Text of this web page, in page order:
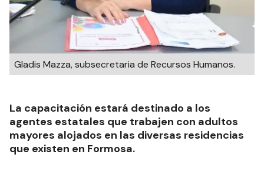
Gladis Mazza, subsecretaria de Recursos Humanos.
La capacitación estará destinado a los
agentes estatales que trabajen con adultos
mayores alojados en las diversas residencias
que existen en Formosa.